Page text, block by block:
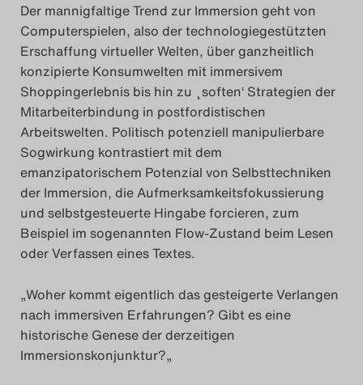
Der mannigfaltige Trend zur Immersion geht von
Computerspielen, also der technologiegestützten
Erschaffung virtueller Welten, überganzheitlich
konzipierte Konsumwelten mit immersivem
Shoppingerlebnis bis hin zu ¸soften‘ Strategien der
Mitarbeiterbindung in postfordistischen
Arbeitswelten. Politisch potenziell manipulierbare
Sogwirkung kontrastiert mit dem
emanzipatorischem Potenzial von Selbsttechniken
der Immersion, die Aufmerksamkeitsfokussierung
und selbstgesteuerte Hingabe forcieren, zum
Beispiel im sogenannten Flow-Zustand beim Lesen
oder Verfassen eines Textes.
„Woher kommt eigentlich das gesteigerte Verlangen
nach immersiven Erfahrungen? Gibt es eine
historische Genese der derzeitigen
Immersionskonjunktur?„